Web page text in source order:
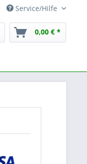
Service/Hilfe
0,00 € *